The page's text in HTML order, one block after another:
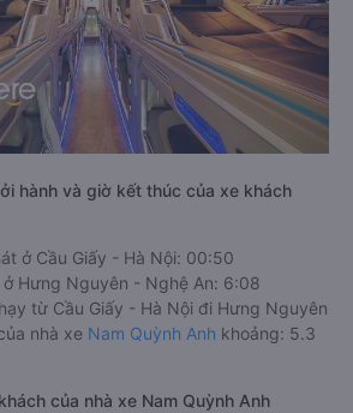
hành và giờ kết thúc của xe khách
ở Cầu Giấy - Hà Nội: 00:50
ở Hưng Nguyên - Nghệ An: 6:08
từ Cầu Giấy - Hà Nội đi Hưng Nguyên
nhà xe Nam Quỳnh Anh khoảng: 5.3
của nhà xe Nam Quỳnh Anh